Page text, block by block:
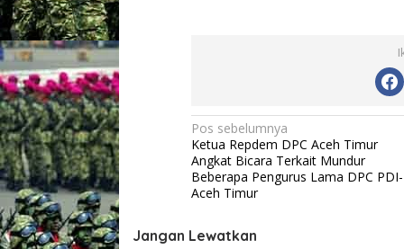
l
M
e
n
g
N
a
v
i
g
Pos sebelumnya
Ketua Repdem DPC Aceh Timur
Angkat Bicara Terkait Mundur
Beberapa Pengurus Lama DPC
Aceh Timur
Jangan Lewatkan